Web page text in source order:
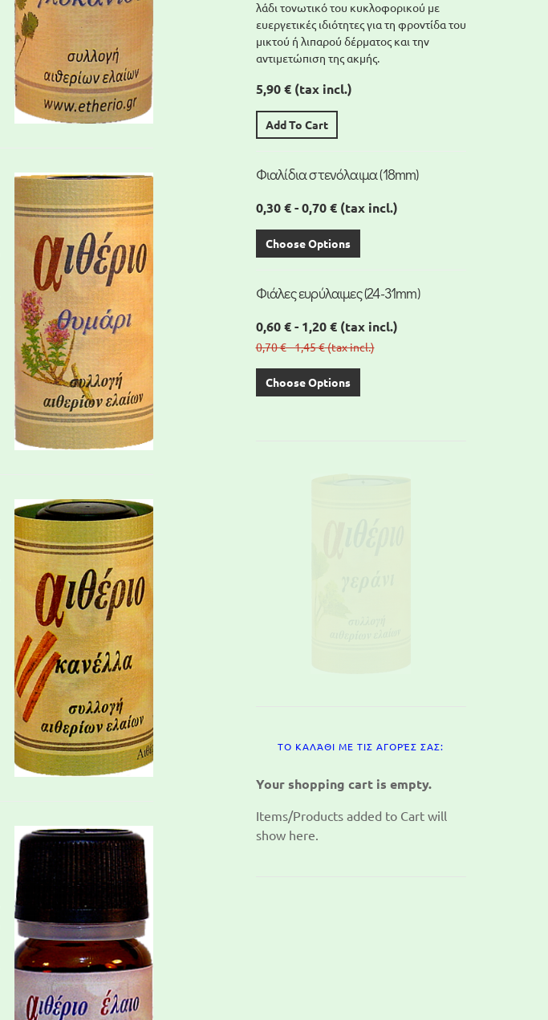
λάδι τονωτικό του κυκλοφορικού με
ευεργετικές ιδιότητες για τη φροντίδα του
μικτού ή λιπαρού δέρματος και την
αντιμετώπιση της ακμής.
5,90 €(tax incl.)
Add To Cart
Φιαλίδια στενόλαιμα (18mm)
0,30 € - 0,70 €(tax incl.)
Choose Options
Φιάλες ευρύλαιμες (24-31mm)
0,60 € - 1,20 €(tax incl.)
0,70 € - 1,45 €(tax incl.)
Choose Options
ΤΟ ΚΑΛΆΘΙ ΜΕ ΤΙΣ ΑΓΟΡΈΣ ΣΑΣ:
Your shopping cart is empty.
Items/Products added to Cart will
show here.